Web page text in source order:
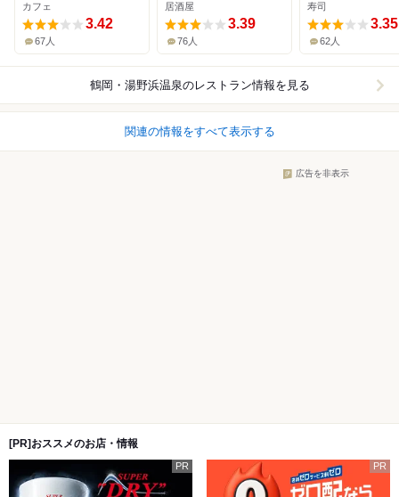
カフェ
3.42
67人
居酒屋
3.39
76人
寿司
3.35
62人
鶴岡・湯野浜温泉のレストラン情報を見る
関連の情報をすべて表示する
広告を非表示
[PR]おススメのお店・情報
PR PR